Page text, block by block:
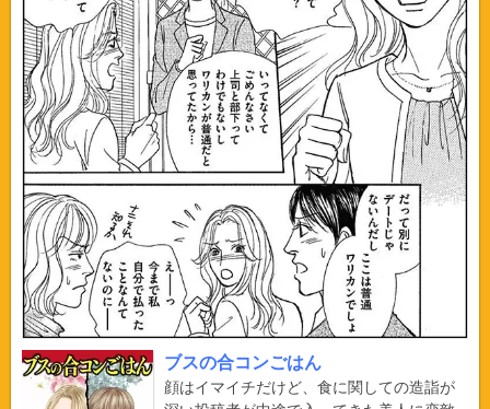
ブスの合コンごはん
顔はイマイチだけど、食に関しての造詣が